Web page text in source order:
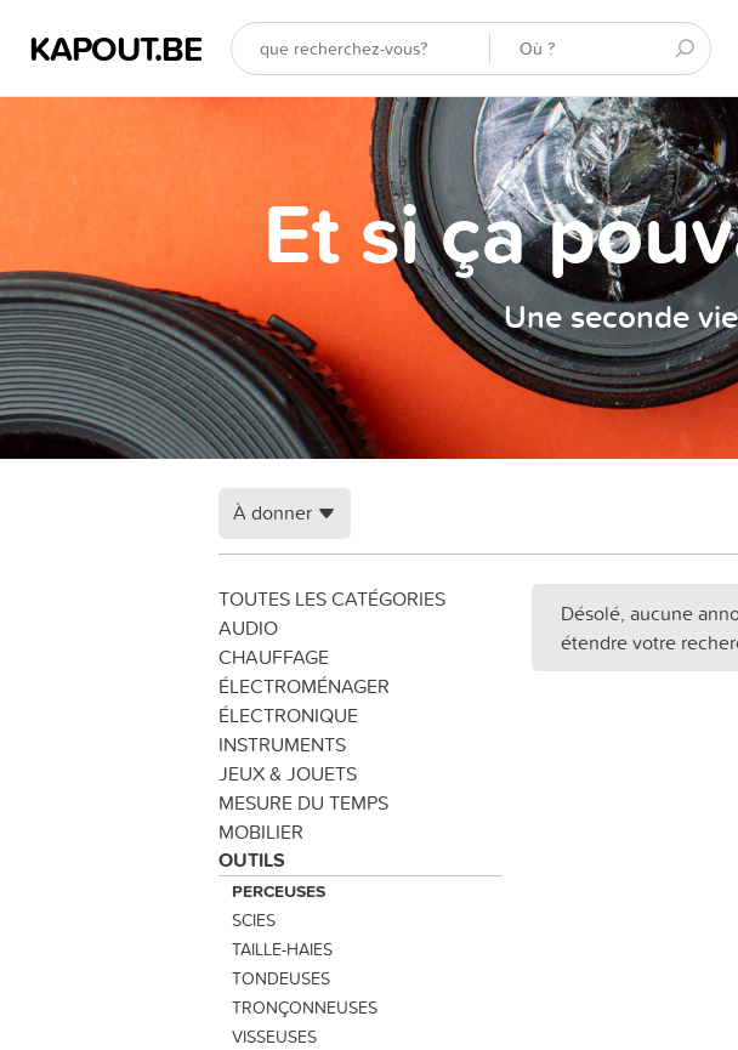
KAPOUT.BE
Et si ça
Une seconde
À donner
TOUTES LES CATÉGORIES
AUDIO
CHAUFFAGE
ÉLECTROMÉNAGER
ÉLECTRONIQUE
INSTRUMENTS
JEUX & JOUETS
MESURE DU TEMPS
MOBILIER
OUTILS
PERCEUSES
SCIES
TAILLE-HAIES
TONDEUSES
TRONÇONNEUSES
VISSEUSES
Désolé, aucune
étendre votre